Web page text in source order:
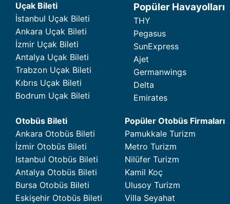
Uçak Bileti
İstanbul Uçak Bileti
Ankara Uçak Bileti
İzmir Uçak Bileti
Antalya Uçak Bileti
Trabzon Uçak Bileti
Kıbrıs Uçak Bileti
Bodrum Uçak Bileti
Popüler Havayolları
THY
Pegasus
SunExpress
Ajet
Germanwings
Delta
Emirates
Otobüs Bileti
Ankara Otobüs Bileti
İzmir Otobüs Bileti
Istanbul Otobüs Bileti
Antalya Otobüs Bileti
Bursa Otobüs Bileti
Eskişehir Otobüs Bileti
Popüler Otobüs Firmaları
Pamukkale Turizm
Metro Turizm
Nilüfer Turizm
Kamil Koç
Ulusoy Turizm
Villa Seyahat